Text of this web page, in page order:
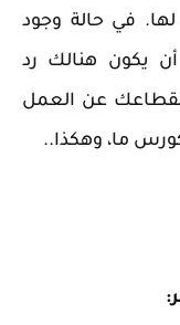
في حالة وجود
يكون هنالك رد
عن العمل
ما، وهكذا..